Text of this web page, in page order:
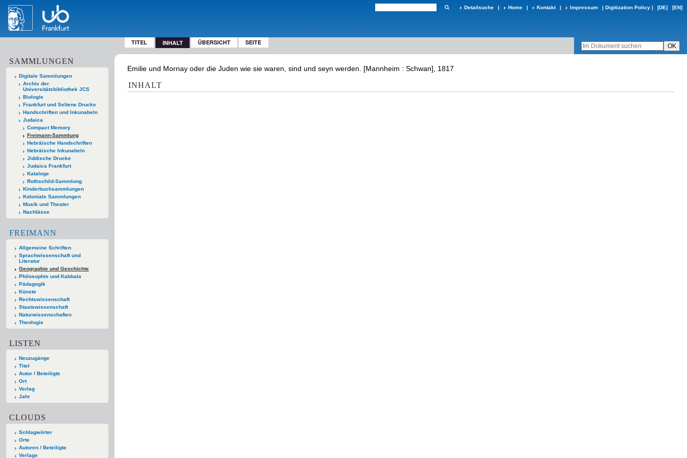
Detailsuche | Home | Kontakt | Impressum | Digitization Policy | [DE] [EN]
TITEL INHALT ÜBERSICHT SEITE
SAMMLUNGEN
Digitale Sammlungen
Archiv der
Universitätsbibliothek JCS
Biologie
Frankfurt und Seltene Drucke
Handschriften und Inkunabeln
Judaica
Compact Memory
Freimann-Sammlung
Hebräische Handschriften
Hebräische Inkunabeln
Jiddische Drucke
Judaica Frankfurt
Kataloge
Rothschild-Sammlung
Kinderbuchsammlungen
Koloniale Sammlungen
Musik und Theater
Nachlässe
FREIMANN
Allgemeine Schriften
Sprachwissenschaft und
Literatur
Geographie und Geschichte
Philosophie und Kabbala
Pädagogik
Künste
Rechtswissenschaft
Staatswissenschaft
Naturwissenschaften
Theologie
LISTEN
Neuzugänge
Titel
Autor / Beteiligte
Ort
Verlag
Jahr
CLOUDS
Schlagwörter
Orte
Autoren / Beteiligte
Verlage
Emilie und Mornay oder die Juden wie sie waren, sind und seyn werden. [Mannheim : Schwan], 1817
INHALT